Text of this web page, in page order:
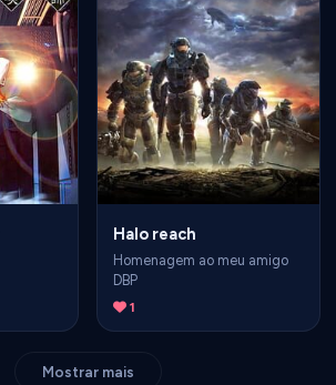
Halo reach
Homenagem ao meu amigo
DBP
1
Mostrar mais